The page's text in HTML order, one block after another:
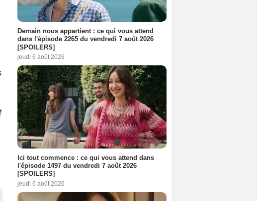
Demain nous appartient : ce qui vous attend
dans l'épisode 2265 du vendredi 7 août 2026
[SPOILERS]
jeudi 6 août 2026
Ici tout commence : ce qui vous attend dans
l'épisode 1497 du vendredi 7 août 2026
[SPOILERS]
jeudi 6 août 2026